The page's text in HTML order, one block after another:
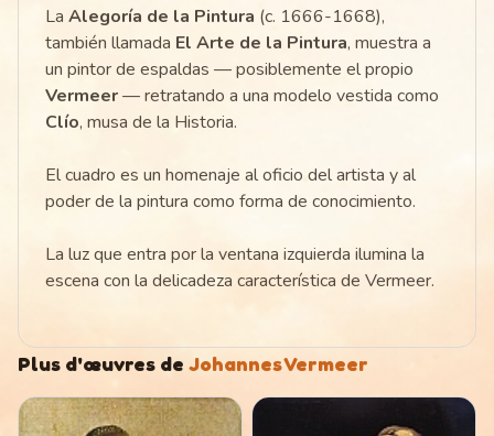
La Alegoría de la Pintura (c. 1666-1668),
también llamada El Arte de la Pintura, muestra a
un pintor de espaldas — posiblemente el propio
Vermeer— retratando a una modelo vestida como
Clío, musa de la Historia.
El cuadro es un homenaje al oficio del artista y al
poder de la pintura como forma de conocimiento.
La luz que entra por la ventana izquierda ilumina la
escena con la delicadeza característica de Vermeer.
Plus d'œuvres de Johannes Vermeer